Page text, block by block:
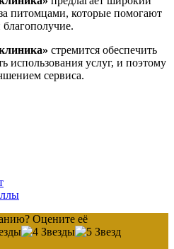
питомцами, которые помогают
стремится обеспечить
использования услуг, и поэтому
сервиса.
Оцените её